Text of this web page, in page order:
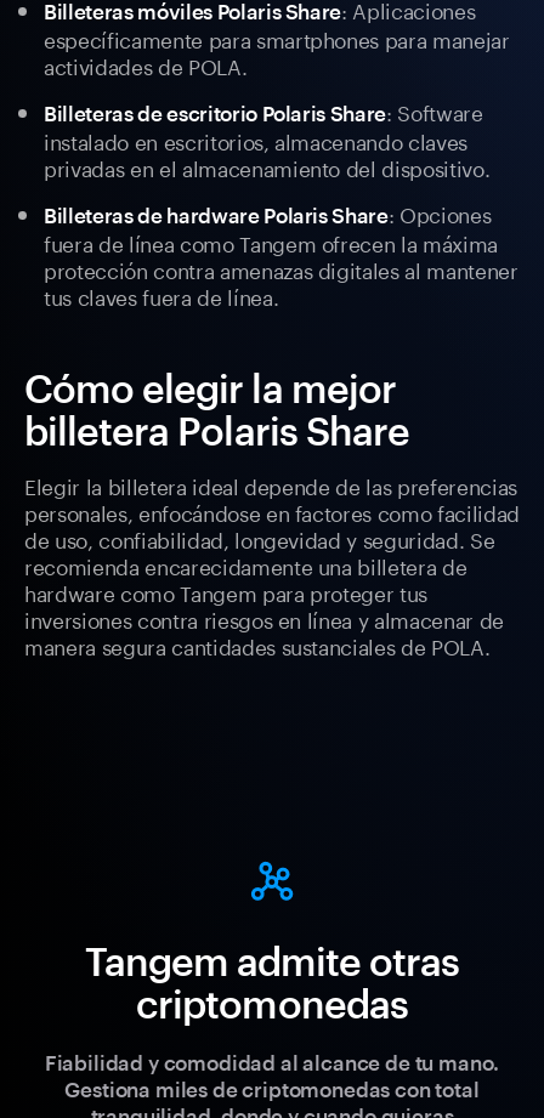
Billeteras móviles Polaris Share: Aplicaciones
específicamente para smartphones para manejar
actividades de POLA.
Billeteras de escritorio Polaris Share: Software
instalado en escritorios, almacenando claves
privadas en el almacenamiento del dispositivo.
Billeteras de hardware Polaris Share: Opciones
fuera de línea como Tangem ofrecen la máxima
protección contra amenazas digitales al mantener
tus claves fuera de línea.
Cómo elegir la mejor
billetera Polaris Share
Elegir la billetera ideal depende de las preferencias
personales, enfocándose en factores como facilidad
de uso, confiabilidad, longevidad y seguridad. Se
recomienda encarecidamente una billetera de
hardware como Tangem para proteger tus
inversiones contra riesgos en línea y almacenar de
manera segura cantidades sustanciales de POLA.
Tangem admite otras
criptomonedas
Fiabilidad y comodidad al alcance de tu mano.
Gestiona miles de criptomonedas con total